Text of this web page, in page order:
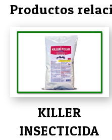
Productos
KILLER
INSECTICIDA